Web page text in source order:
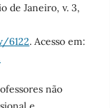
de Janeiro, v. 3,
6122. Acesso em:
não